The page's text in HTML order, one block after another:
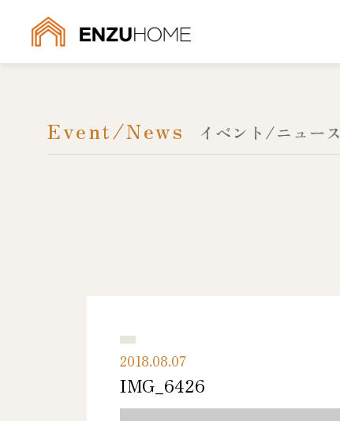
Event/News イベント/ニュース
2018.08.07
IMG_6426